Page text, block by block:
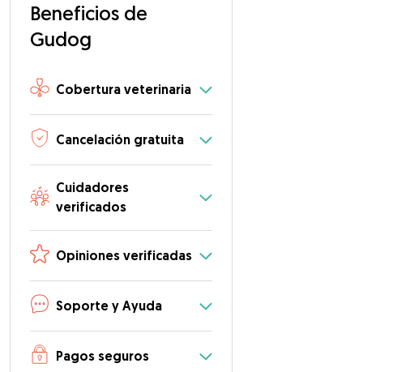
Beneficios de
Gudog
Cobertura veterinaria
Cancelación gratuita
Cuidadores
verificados
Opiniones verificadas
Soporte y Ayuda
Pagos seguros